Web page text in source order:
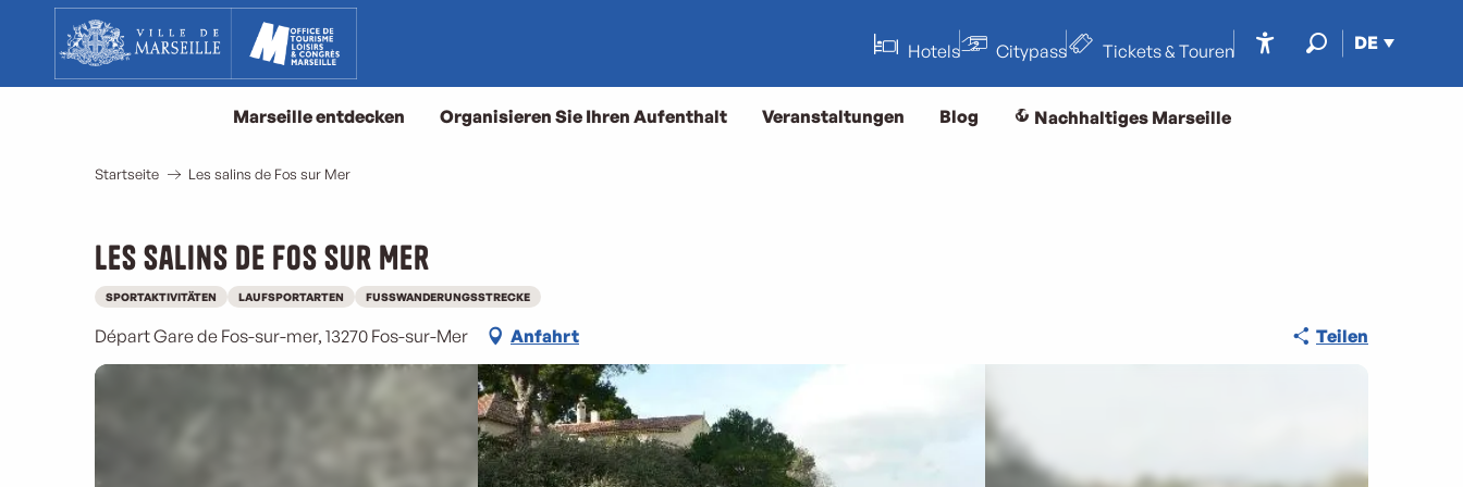
contenu
principal
DE
Hotels Citypass Tickets & Touren
Marseille entdecken Organisieren Sie Ihren Aufenthalt Veranstaltungen Blog Nachhaltiges Marseille
Startseite Les salins de Fos sur Mer
Les salins de Fos sur Mer
SPORTAKTIVITÄTEN LAUFSPORTARTEN FUSSWANDERUNGSSTRECKE
Départ Gare de Fos-sur-mer, 13270 Fos-sur-Mer Anfahrt Teilen